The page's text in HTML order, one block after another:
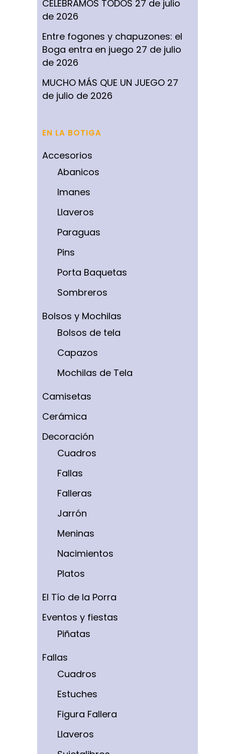
CELEBRAMOS TODOS 27 de julio
de 2026
Entre fogones y chapuzones: el
Boga entra en juego 27 de julio
de 2026
MUCHO MÁS QUE UN JUEGO 27
de julio de 2026
EN LA BOTIGA
Accesorios
Abanicos
Imanes
Llaveros
Paraguas
Pins
Porta Baquetas
Sombreros
Bolsos y Mochilas
Bolsos de tela
Capazos
Mochilas de Tela
Camisetas
Cerámica
Decoración
Cuadros
Fallas
Falleras
Jarrón
Meninas
Nacimientos
Platos
El Tío de la Porra
Eventos y fiestas
Piñatas
Fallas
Cuadros
Estuches
Figura Fallera
Llaveros